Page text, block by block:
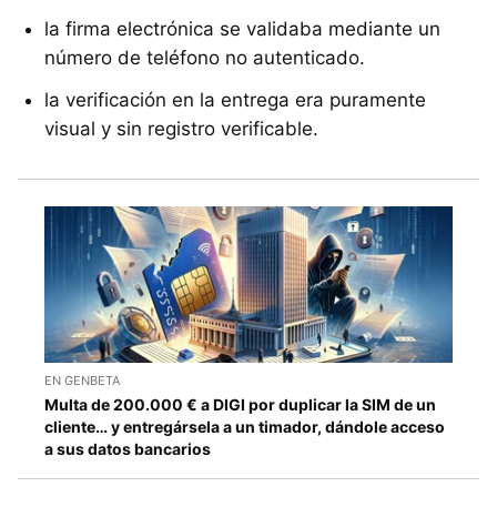
la firma electrónica se validaba mediante un
número de teléfono no autenticado.
la verificación en la entrega era puramente
visual y sin registro verificable.
EN GENBETA
Multa de 200.000 € a DIGI por duplicar la SIM de un
cliente… y entregársela a un timador, dándole acceso
a sus datos bancarios